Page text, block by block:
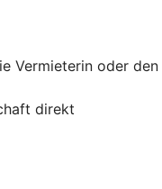
Vermieterin oder den
direkt